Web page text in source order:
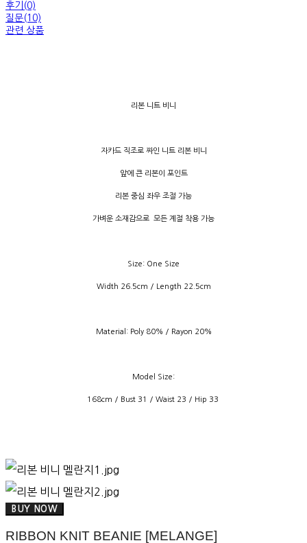
후기(0)
질문(10)
관련 상품
리본 니트 비니
자카드 직조로 짜인 니트 리본 비니
앞에 큰 리본이 포인트
리본 중심 좌우 조절 가능
가벼운 소재감으로 모든 계절 착용 가능
Size: One Size
Width 26.5cm / Length 22.5cm
Material: Poly 80% / Rayon 20%
Model Size:
168cm / Bust 31 / Waist 23 / Hip 33
BUY NOW
RIBBON KNIT BEANIE [MELANGE]